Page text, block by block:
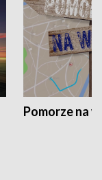
Pomorze na